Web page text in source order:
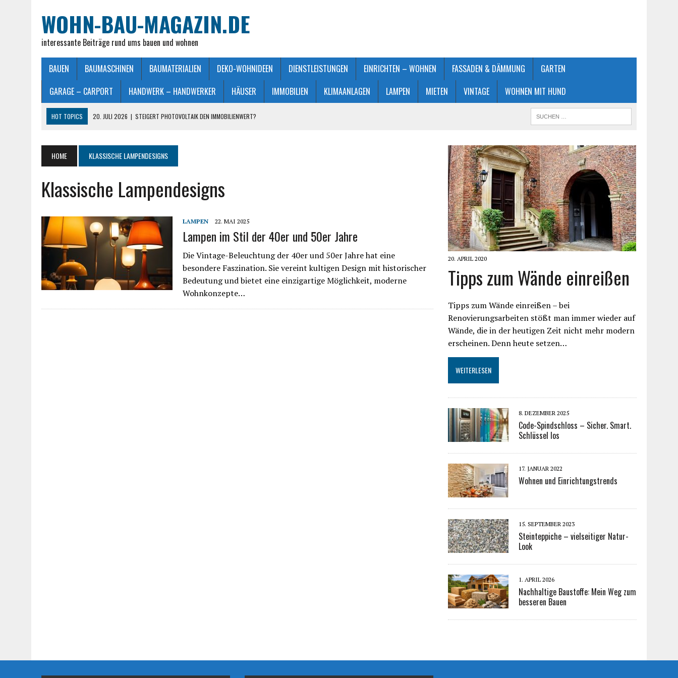
WOHN-BAU-MAGAZIN.DE
interessante Beiträge rund ums bauen und wohnen
BAUEN BAUMASCHINEN BAUMATERIALIEN DEKO-WOHNIDEEN DIENSTLEISTUNGEN EINRICHTEN – WOHNEN FASSADEN & DÄMMUNG
GARTEN
GARAGE – CARPORT
HANDWERK – HANDWERKER HÄUSER IMMOBILIEN KLIMAANLAGEN LAMPEN MIETEN VINTAGE WOHNEN MIT HUND
HOT TOPICS 20. JULI 2026 | STEIGERT PHOTOVOLTAIK DEN IMMOBILIENWERT?
25. JUNI 2026 | FRANZÖSISCHES DOPPELBETT: MASSE, VORTEILE UND KAUFBERATUNG
23. JULI 2026
SO EINFACH GELINGT – DIE PERFEKTE TERRASSENGESTALTUNG
HOME KLASSISCHE LAMPENDESIGNS
Klassische Lampendesigns
LAMPEN 22. MAI 2025
Lampen im Stil der 40er und 50er Jahre
Die Vintage-Beleuchtung der 40er und 50er Jahre hat eine
besondere Faszination. Sie vereint kultigen Design mit historischer
Bedeutung und bietet eine einzigartige Möglichkeit, moderne
Wohnkonzepte…
20. APRIL 2020
Tipps zum Wände einreißen
Tipps zum Wände einreißen – bei
Renovierungsarbeiten stößt man immer wieder auf
Wände, die in der heutigen Zeit nicht mehr modern
erscheinen. Denn heute setzen…
WEITERLESEN
8. DEZEMBER 2025
Code-Spindschloss – Sicher. Smart.
Schlüssel los
17. JANUAR 2022
Wohnen und Einrichtungstrends
15. SEPTEMBER 2023
Steinteppiche – vielseitiger Natur-
Look
1. APRIL 2026
Nachhaltige Baustoffe: Mein Weg zum
besseren Bauen